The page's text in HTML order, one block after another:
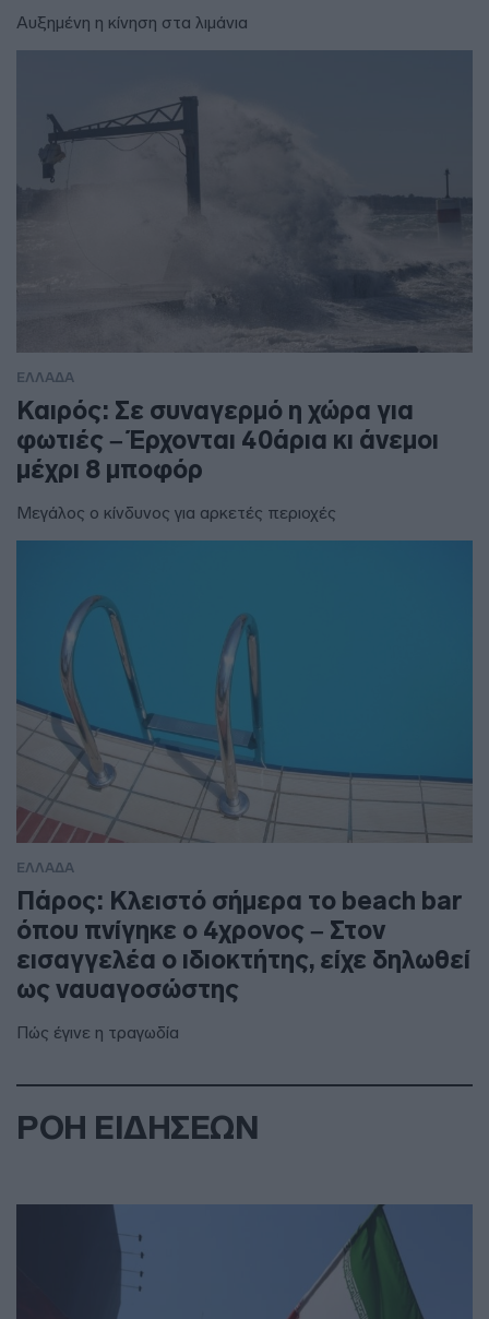
Αυξημένη η κίνηση στα λιμάνια
ΕΛΛΑΔΑ
Καιρός: Σε συναγερμό η χώρα για
φωτιές – Έρχονται 40άρια κι άνεμοι
μέχρι 8 μποφόρ
Μεγάλος ο κίνδυνος για αρκετές περιοχές
ΕΛΛΑΔΑ
Πάρος: Κλειστό σήμερα το beach bar
όπου πνίγηκε ο 4χρονος – Στον
εισαγγελέα ο ιδιοκτήτης, είχε δηλωθεί
ως ναυαγοσώστης
Πώς έγινε η τραγωδία
ΡΟΗ ΕΙΔΗΣΕΩΝ